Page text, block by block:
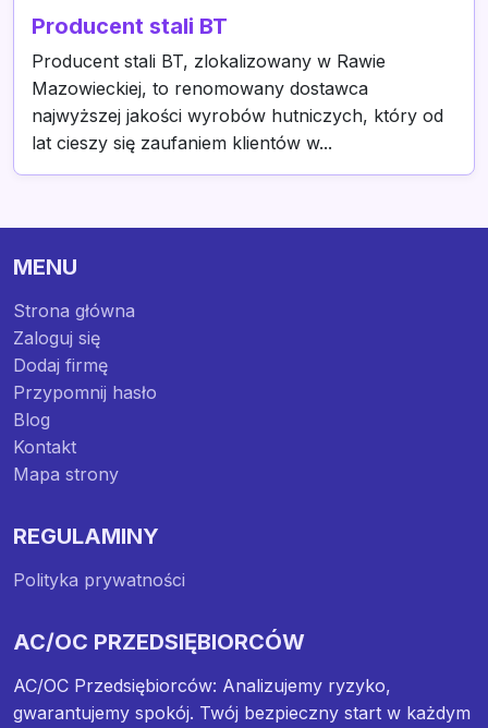
Producent stali BT
Producent stali BT, zlokalizowany w Rawie
Mazowieckiej, to renomowany dostawca
najwyższej jakości wyrobów hutniczych, który od
lat cieszy się zaufaniem klientów w...
MENU
Strona główna
Zaloguj się
Dodaj firmę
Przypomnij hasło
Blog
Kontakt
Mapa strony
REGULAMINY
Polityka prywatności
AC/OC PRZEDSIĘBIORCÓW
AC/OC Przedsiębiorców: Analizujemy ryzyko,
gwarantujemy spokój. Twój bezpieczny start w każdym